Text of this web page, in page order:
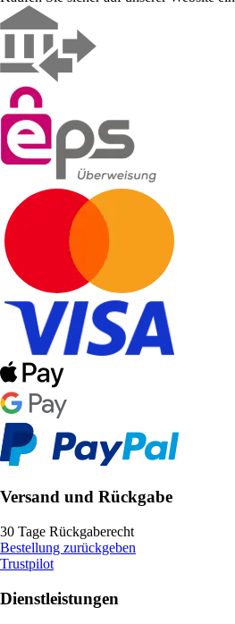
Versand und Rückgabe
30 Tage Rückgaberecht
Bestellung zurückgeben
Trustpilot
Dienstleistungen